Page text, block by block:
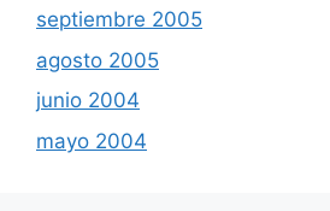
septiembre 2005
agosto 2005
junio 2004
mayo 2004